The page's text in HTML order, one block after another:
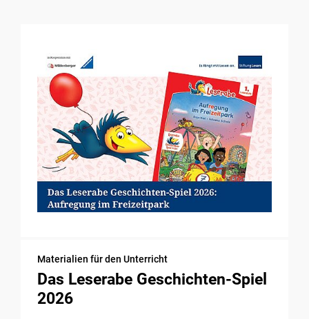
Materialien für den Unterricht
Das Leserabe Geschichten-Spiel
2026